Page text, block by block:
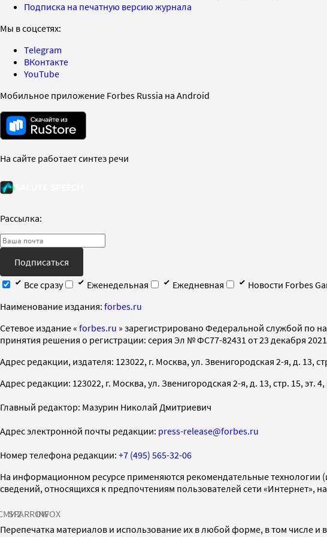
Подписка на печатную версию журнала
Мы в соцсетях:
Telegram
ВКонтакте
YouTube
Мобильное приложение Forbes Russia на Android
На сайте работает синтез речи
Рассылка:
Подписаться
Все сразу
Еженедельная Ежедневная
Новости Forbes
Наименование издания: forbes.ru
Cетевое издание « forbes.ru » зарегистрировано Федеральной службой по
принятия решения о регистрации: серия Эл № ФС77-82431 от 23 декабря 2021
Адрес редакции, издателя: 123022, г. Москва, ул. Звенигородская 2-я, д. 13,
Адрес редакции: 123022, г. Москва, ул. Звенигородская 2-я, д. 13, стр. 15, эт.
Главный редактор: Мазурин Николай Дмитриевич
Адрес электронной почты редакции: press-release@forbes.ru
Номер телефона редакции: +7 (495) 565-32-06
На информационном ресурсе применяются рекомендательные
сведений, относящихся к предпочтениям пользователей сети «Интернет»,
SPARROWINFOX
Перепечатка материалов и использование их в любой форме, в том числе